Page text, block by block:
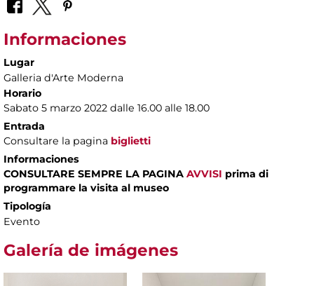
Informaciones
Lugar
Galleria d'Arte Moderna
Horario
Sabato 5 marzo 2022 dalle 16.00 alle 18.00
Entrada
Consultare la pagina biglietti
Informaciones
CONSULTARE SEMPRE LA PAGINA AVVISI prima di
programmare la visita al museo
Tipología
Evento
Galería de imágenes